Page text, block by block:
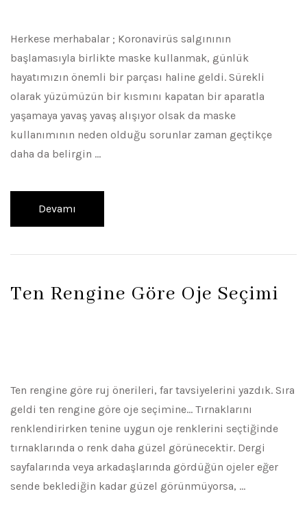
Herkese merhabalar ; Koronavirüs salgınının
başlamasıyla birlikte maske kullanmak, günlük
hayatımızın önemli bir parçası haline geldi. Sürekli
olarak yüzümüzün bir kısmını kapatan bir aparatla
yaşamaya yavaş yavaş alışıyor olsak da maske
kullanımının neden olduğu sorunlar zaman geçtikçe
daha da belirgin …
Devamı
Ten Rengine Göre Oje Seçimi
Ten rengine göre ruj önerileri, far tavsiyelerini yazdık. Sıra
geldi ten rengine göre oje seçimine… Tırnaklarını
renklendirirken tenine uygun oje renklerini seçtiğinde
tırnaklarında o renk daha güzel görünecektir. Dergi
sayfalarında veya arkadaşlarında gördüğün ojeler eğer
sende beklediğin kadar güzel görünmüyorsa, …